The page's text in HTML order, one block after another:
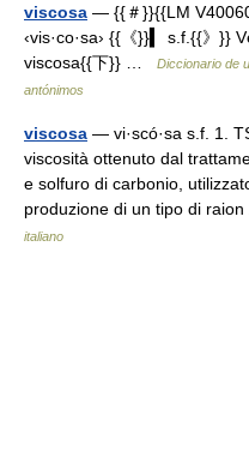
viscosa — {{＃}}{{LM
‹vis·co·sa› {{《}}▍ s.f.{{》}}
viscosa{{下}} …
Diccionario de
antónimos
viscosa — vi·scó·sa s.f. 1.
viscosità ottenuto dal
e solfuro di carbonio,
produzione di un tipo di
italiano